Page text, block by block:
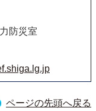
防災室
ページの先頭へ戻る